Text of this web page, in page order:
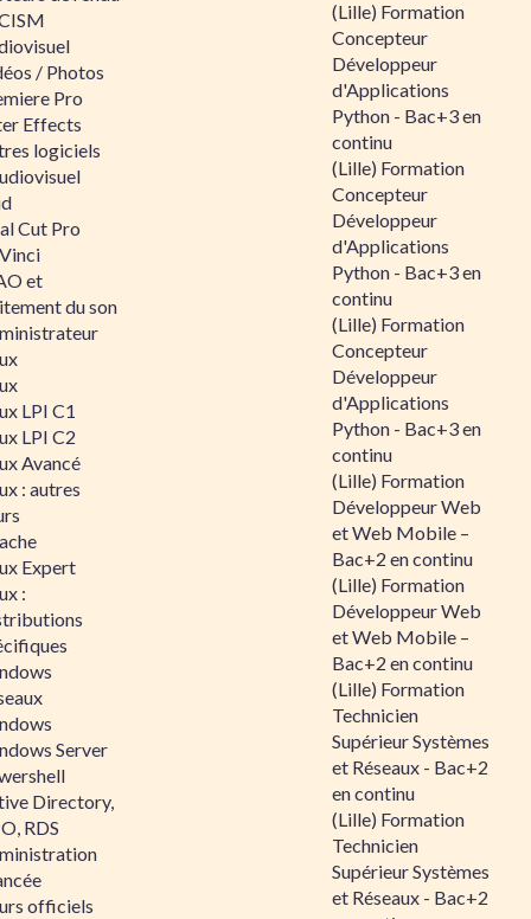
/ Photos
Pro
Effects
logiciels
Cut Pro
et
du son
LPI C1
LPI C2
Avancé
: autres
Expert
:
Server
Directory,
RDS
officiels
(Lille) Formation
Concepteur
Développeur
d'Applications
Python - Bac+3 en
continu
(Lille) Formation
Concepteur
Développeur
d'Applications
Python - Bac+3 en
continu
(Lille) Formation
Concepteur
Développeur
d'Applications
Python - Bac+3 en
continu
(Lille) Formation
Développeur Web
et Web Mobile –
Bac+2 en continu
(Lille) Formation
Développeur Web
et Web Mobile –
Bac+2 en continu
(Lille) Formation
Technicien
Supérieur Systèmes
et Réseaux - Bac+2
en continu
(Lille) Formation
Technicien
Supérieur Systèmes
et Réseaux - Bac+2